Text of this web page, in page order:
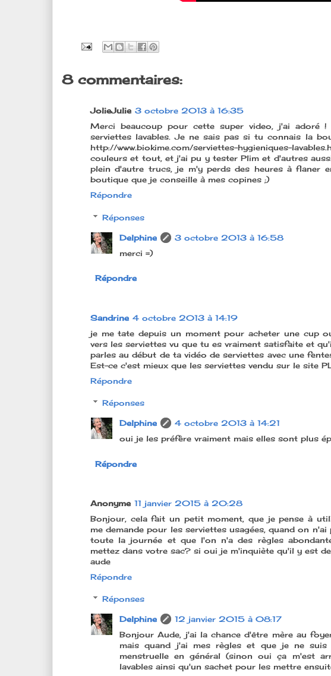
8 commentaires:
JolieJulie 3 octobre 2013 à 16:35
Merci beaucoup pour cette super video, j'ai adoré
serviettes lavables. Je ne sais pas si tu connais la
http://www.biokime.com/serviettes-hygieniques-
couleurs et tout, et j'ai pu y tester Plim et d'autres
plein d'autre trucs, je m'y perds des heures à flaner
boutique que je conseille à mes copines ;)
Répondre
Réponses
Delphine
3 octobre 2013 à 16:58
merci =)
Répondre
Sandrine 4 octobre 2013 à 14:19
je me tate depuis un moment pour acheter une cup
vers les serviettes vu que tu es vraiment satisfaite et
parles au début de ta vidéo de serviettes avec une
Est-ce c'est mieux que les serviettes vendu sur le site
Répondre
Réponses
Delphine
4 octobre 2013 à 14:21
oui je les préfère vraiment mais elles sont plus
Répondre
Anonyme 11 janvier 2015 à 20:28
Bonjour, cela fait un petit moment, que je pense à
me demande pour les serviettes usagées, quand on
toute la journée et que l'on n'a des règles
mettez dans votre sac? si oui je m'inquiète qu'il y est
aude
Répondre
Réponses
Delphine
12 janvier 2015 à 08:17
Bonjour Aude, j'ai la chance d'être mère au
mais quand j'ai mes règles et que je ne
menstruelle en général (sinon oui ça m'est
lavables ainsi qu'un sachet pour les mettre